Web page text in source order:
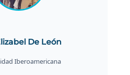
De León
Iberoamericana